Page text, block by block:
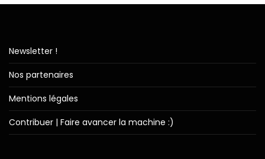
Newsletter !
Nos partenaires
Mentions légales
Contribuer | Faire avancer la machine :)